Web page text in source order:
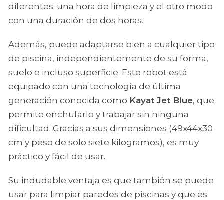
diferentes: una hora de limpieza y el otro modo
con una duración de dos horas.
Además, puede adaptarse bien a cualquier tipo
de piscina, independientemente de su forma,
suelo e incluso superficie. Este robot está
equipado con una tecnología de última
generación conocida como Kayat Jet Blue, que
permite enchufarlo y trabajar sin ninguna
dificultad. Gracias a sus dimensiones (49x44x30
cm y peso de solo siete kilogramos), es muy
práctico y fácil de usar.
Su indudable ventaja es que también se puede
usar para limpiar paredes de piscinas y que es